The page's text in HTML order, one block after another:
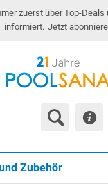
zuerst über Top-Deals
informiert. Jetzt
Zubehör